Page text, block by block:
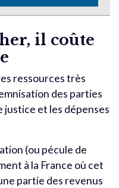
il coûte
ressources très
des parties
justice et les dépenses
(ou pécule de
à la France où cet
partie des revenus